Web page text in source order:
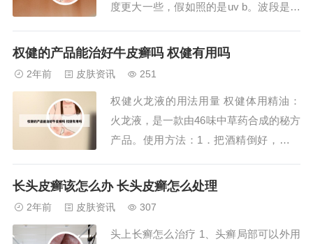
度更大一些，假如照的是uv b。波段是一
院的话，还是可以去医院照的，不方便的
我之前得银屑病，我治疗用的就是这款光
疗...
权健的产品能治好牛皮癣吗 权健有用吗
2年前 皮肤资讯 251
权健火龙液的用法用量 权健体用精油：
火龙液，是一款由46味中草药合成的秘方
产品。使用方法：1．把酒精倒好，按照
大毛巾叠好放在水中，其它三块毛巾叠好
龙液的使用方法 火龙液薰蒸足疗的十大
长头皮癣该怎么办 长头皮癣怎么处理
2年前 皮肤资讯 307
头上长癣怎么治疗 1、头癣局部可以外用